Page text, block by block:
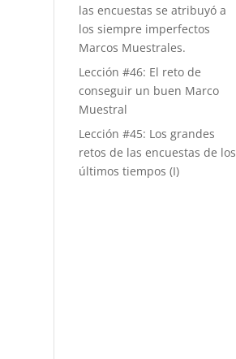
las encuestas se atribuyó a
los siempre imperfectos
Marcos Muestrales.
Lección #46: El reto de
conseguir un buen Marco
Muestral
Lección #45: Los grandes
retos de las encuestas de los
últimos tiempos (I)